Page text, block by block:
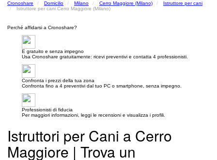
Cronoshare Domicilio Milano Cerro Maggiore (Milano)
Istruttore per cani
Istruttore per cani Cerro Maggiore (Milano)
Perché affidarsi a Cronoshare?
E gratuito e senza impegno
Usa Cronoshare gratuitamente: ricevi preventivi e contatta 4 professionisti.
Confronta i prezzi della tua zona
Confronta fino a 4 preventivi dal tuo PC o smartphone, senza impegno.
Professionisti di fiducia
Per maggiori informazioni, leggi le recensioni e visualizza i profili.
Istruttori per Cani a Cerro
Maggiore | Trova un